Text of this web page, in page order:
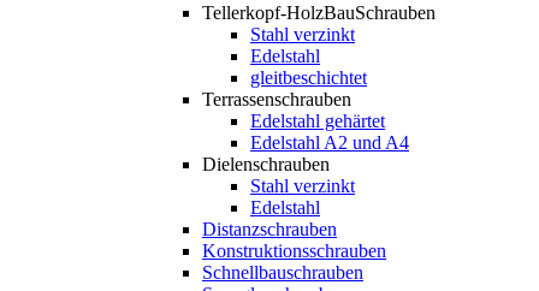
Tellerkopf-HolzBauSchrauben
Stahl verzinkt
Edelstahl
gleitbeschichtet
Terrassenschrauben
Edelstahl gehärtet
Edelstahl A2 und A4
Dielenschrauben
Stahl verzinkt
Edelstahl
Distanzschrauben
Konstruktionsschrauben
Schnellbauschrauben